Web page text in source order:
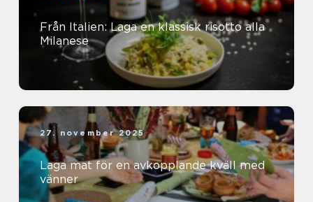
Från Italien: Laga en klassisk risotto alla
Milanese
27. november 2025
Laga mat för en avkopplande kväll med
vänner